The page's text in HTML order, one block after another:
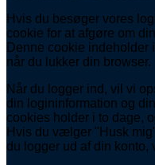
Hvis du besøger vores
cookie for at afgøre om
Denne cookie indeholder
når du lukker din browser.
Når du logger ind, vil vi
din logininformation og
cookies holder i to dage,
Hvis du vælger "Husk
du logger ud af din